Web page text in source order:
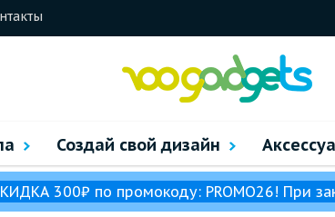
Создай свой дизайн
300₽ по промокоду: PROMO26! При